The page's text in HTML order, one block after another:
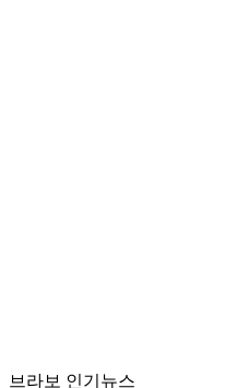
브라보 인기뉴스